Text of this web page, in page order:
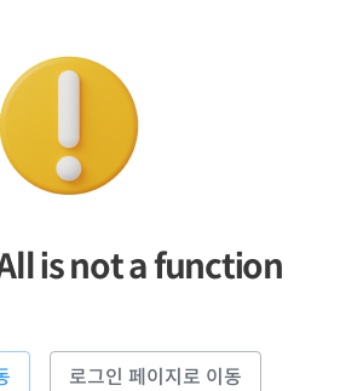
is not a function
로그인 페이지로 이동